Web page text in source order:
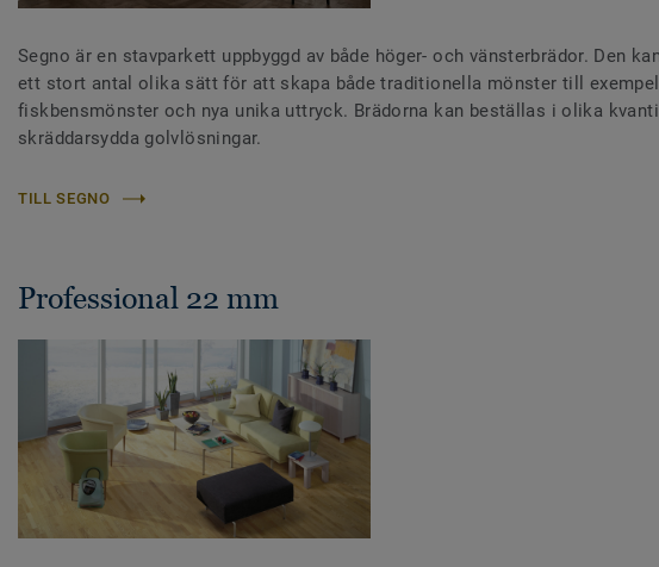
Segno är en stavparkett uppbyggd av både höger- och vänsterbrädor. Den
ett stort antal olika sätt för att skapa både traditionella mönster till exempel
fiskbensmönster och nya unika uttryck. Brädorna kan beställas i olika
skräddarsydda golvlösningar.
TILL SEGNO
Professional 22 mm